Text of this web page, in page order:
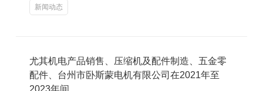
新闻动态
尤其机电产品销售、压缩机及配件制造、五金零
配件、台州市卧斯蒙电机有限公司在2021年至
2023年间